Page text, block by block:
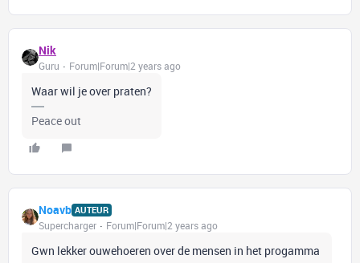
Nik
Guru Forum|Forum|2 years ago
Waar wil je over praten?
Peace out
Noavb AUTEUR
Supercharger Forum|Forum|2 years ago
Gwn lekker ouwehoeren over de mensen in het progamma